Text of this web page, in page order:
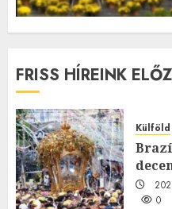
FRISS HÍREINK
Külföld
0